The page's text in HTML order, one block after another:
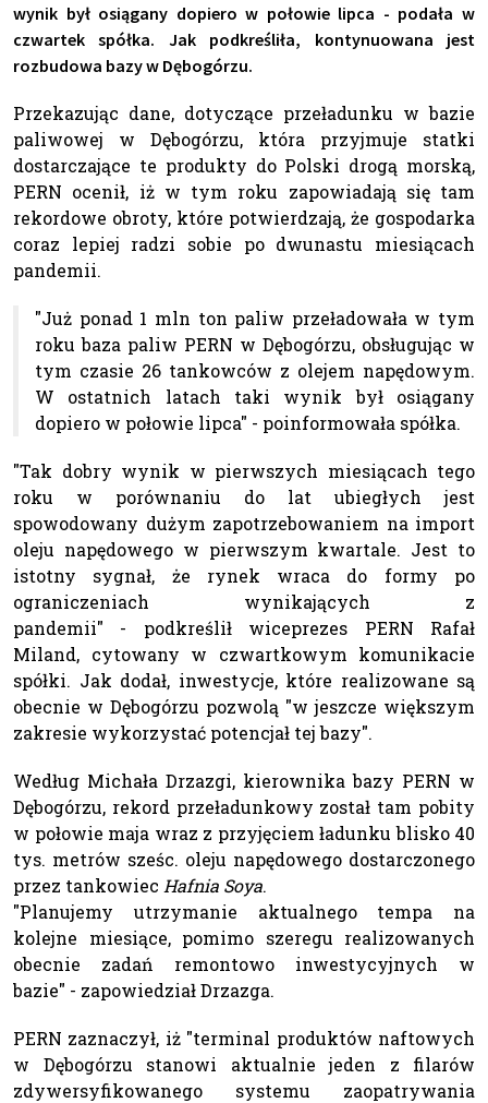
wynik był osiągany dopiero w połowie lipca - podała w
czwartek spółka. Jak podkreśliła, kontynuowana jest
rozbudowa bazy w Dębogórzu.
Przekazując dane, dotyczące przeładunku w bazie
paliwowej w Dębogórzu, która przyjmuje statki
dostarczające te produkty do Polski drogą morską,
PERN ocenił, iż w tym roku zapowiadają się tam
rekordowe obroty, które potwierdzają, że gospodarka
coraz lepiej radzi sobie po dwunastu miesiącach
pandemii.
"Już ponad 1 mln ton paliw przeładowała w tym
roku baza paliw PERN w Dębogórzu, obsługując w
tym czasie 26 tankowców z olejem napędowym.
W ostatnich latach taki wynik był osiągany
dopiero w połowie lipca" - poinformowała spółka.
"Tak dobry wynik w pierwszych miesiącach tego
roku w porównaniu do lat ubiegłych jest
spowodowany dużym zapotrzebowaniem na import
oleju napędowego w pierwszym kwartale. Jest to
istotny sygnał, że rynek wraca do formy po
ograniczeniach wynikających z
pandemii" - podkreślił wiceprezes PERN Rafał
Miland, cytowany w czwartkowym komunikacie
spółki. Jak dodał, inwestycje, które realizowane są
obecnie w Dębogórzu pozwolą "w jeszcze większym
zakresie wykorzystać potencjał tej bazy".
Według Michała Drzazgi, kierownika bazy PERN w
Dębogórzu, rekord przeładunkowy został tam pobity
w połowie maja wraz z przyjęciem ładunku blisko 40
tys. metrów sześc. oleju napędowego dostarczonego
przez tankowiec Hafnia Soya.
"Planujemy utrzymanie aktualnego tempa na
kolejne miesiące, pomimo szeregu realizowanych
obecnie zadań remontowo inwestycyjnych w
bazie" - zapowiedział Drzazga.
PERN zaznaczył, iż "terminal produktów naftowych
w Dębogórzu stanowi aktualnie jeden z filarów
zdywersyfikowanego systemu zaopatrywania